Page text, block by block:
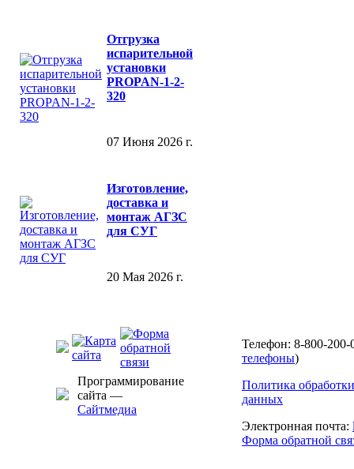
Отгрузка
испарительной
установки
PROPAN-1-2-
320
07 Июня 2026 г.
Изготовление,
доставка и
монтаж АГЗС
для СУГ
20 Мая 2026 г.
Программирование
сайта —
Сайтмедиа
Телефон: 8-800-200-
телефоны)
Политика
данных
Электронная почта:
Форма обратной